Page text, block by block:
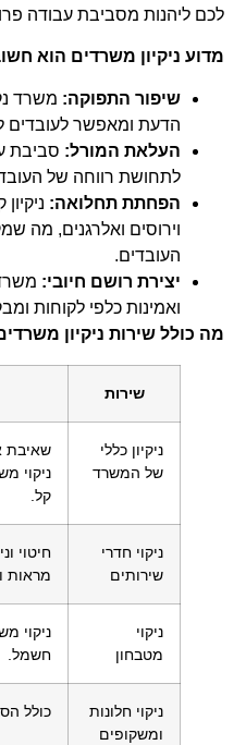
לכם ליהנות מסביבת עבודה
מדוע ניקיון משרדים הוא
שיפור התפוקה: משרד
הדעת ומאפשר
העלאת המורל: סביבת
לתחושת רווחה של
הפחתת תחלואה:
וירוסים ואלרגנים, מה
העובדים.
יצירת רושם חיובי:
ואמינות כלפי לקוחות
מה כולל שירות ניקיון
שירות
ניקיון כללי
של המשרד
שאיבת
ניקוי
קל.
ניקוי חדרי
שירותים
חיטוי
מראות
ניקוי
מטבחון
ניקוי
חשמל.
ניקוי חלונות
ומשקופים
כולל